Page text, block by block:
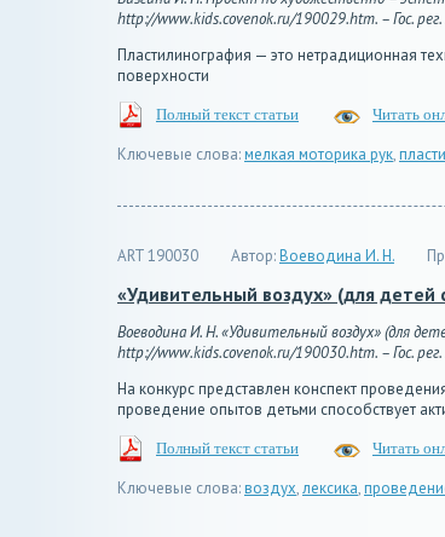
http://www.kids.covenok.ru/190029.htm. – Гос.
Пластилинография — это нетрадиционная
поверхности
Полный текст статьи Читать
Ключевые слова:мелкая моторика рук,
ART 190030 Автор:Воеводина И. Н.
«Удивительный воздух» (для детей
Воеводина И. Н. «Удивительный воздух» (для
http://www.kids.covenok.ru/190030.htm. – Гос.
На конкурс представлен конспект
проведение опытов детьми способствует
Полный текст статьи Читать
Ключевые слова:воздух,лексика,